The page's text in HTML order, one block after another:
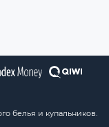
белья и купальников.